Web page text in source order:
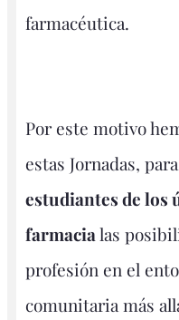
farmacéutica.
Por este motivo
estas Jornadas,
estudiantes de los
farmacialas
profesión en el
comunitaria más